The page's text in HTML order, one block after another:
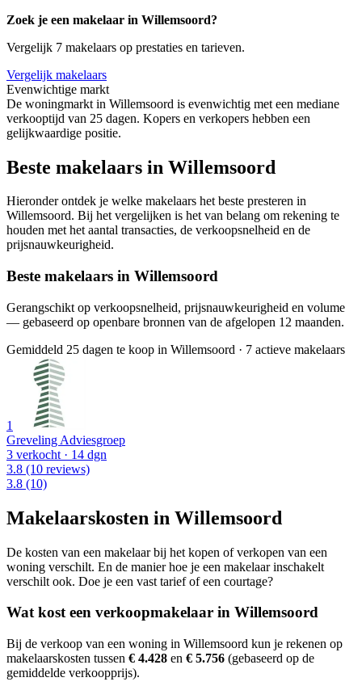
Zoek je een makelaar in Willemsoord?
Vergelijk 7 makelaars op prestaties en tarieven.
Vergelijk makelaars
Evenwichtige markt
De woningmarkt in Willemsoord is evenwichtig met een mediane
verkooptijd van 25 dagen. Kopers en verkopers hebben een
gelijkwaardige positie.
Beste makelaars in Willemsoord
Hieronder ontdek je welke makelaars het beste presteren in
Willemsoord. Bij het vergelijken is het van belang om rekening te
houden met het aantal transacties, de verkoopsnelheid en de
prijsnauwkeurigheid.
Beste makelaars in Willemsoord
Gerangschikt op verkoopsnelheid, prijsnauwkeurigheid en volume
— gebaseerd op openbare bronnen van de afgelopen 12 maanden.
Gemiddeld 25 dagen te koop in Willemsoord · 7 actieve makelaars
1
Greveling Adviesgroep
3 verkocht · 14 dgn
3.8 (10 reviews)
3.8 (10)
Makelaarskosten in Willemsoord
De kosten van een makelaar bij het kopen of verkopen van een
woning verschilt. En de manier hoe je een makelaar inschakelt
verschilt ook. Doe je een vast tarief of een courtage?
Wat kost een verkoopmakelaar in Willemsoord
Bij de verkoop van een woning in Willemsoord kun je rekenen op
makelaarskosten tussen € 4.428 en € 5.756 (gebaseerd op de
gemiddelde verkoopprijs).